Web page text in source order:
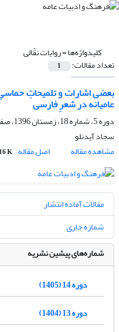
کلیدواژه‌ها =روایات نقّالی
تعداد مقالات: 1
بعضی اشارات و تلمیحاتِ
عامیانه در شعرِ فارسی
دوره 5، شماره 18، زمستان 1396، صفحه
سجاد آیدنلو
مشاهده مقاله
اصل مقاله K
مقالات آماده انتشار
شماره جاری
شماره‌های پیشین نشریه
دوره 14 (1405)
دوره 13 (1404)